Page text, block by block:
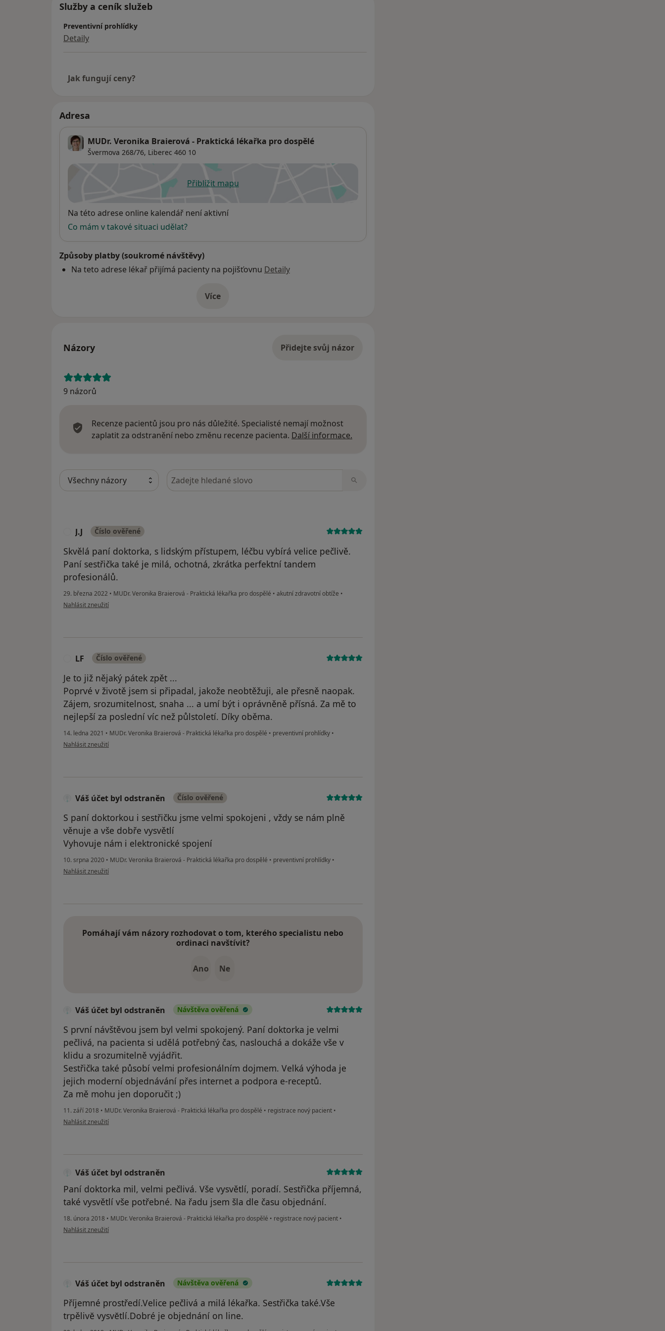
Služby a ceník služeb
Preventivní prohlídky
Detaily
Jak fungují ceny?
Adresa
MUDr. Veronika Braierová - Praktická lékařka pro dospělé
Švermova 268/76, Liberec 460 10
Přiblížit mapuse otevře v nové záložce
Dostupnost
Na této adrese online kalendář není aktivní
Co mám v takové situaci udělat?
Způsoby platby (soukromé návštěvy)
Na teto adrese lékař přijímá pacienty na pojišťovnu Detaily
Víceo adrese
Názory Přidejte svůj názor
9 názorů
Recenze pacientů jsou pro nás důležité. Specialisté nemají možnost
zaplatit za odstranění nebo změnu recenze pacienta. Další informace.
Hledejte v názorech
J.J Číslo ověřené
Skvělá paní doktorka, s lidským přístupem, léčbu vybírá velice pečlivě.
Paní sestřička také je milá, ochotná, zkrátka perfektní tandem
profesionálů.
29. března 2022 • MUDr. Veronika Braierová - Praktická lékařka pro dospělé • akutní zdravotní obtíže •
podle názoru uživatele J.J
Nahlásit zneužití
LF Číslo ověřené
Je to již nějaký pátek zpět ...
Poprvé v životě jsem si připadal, jakože neobtěžuji, ale přesně naopak.
Zájem, srozumitelnost, snaha ... a umí být i oprávněně přísná. Za mě to
nejlepší za poslední víc než půlstoletí. Díky oběma.
14. ledna 2021 • MUDr. Veronika Braierová - Praktická lékařka pro dospělé • preventivní prohlídky •
podle názoru uživatele LF
Nahlásit zneužití
Váš účet byl odstraněn Číslo ověřené
S paní doktorkou i sestřičku jsme velmi spokojeni , vždy se nám plně
věnuje a vše dobře vysvětlí
Vyhovuje nám i elektronické spojení
10. srpna 2020 • MUDr. Veronika Braierová - Praktická lékařka pro dospělé • preventivní prohlídky •
podle názoru uživatele Váš účet byl odstraněn
Nahlásit zneužití
Pomáhají vám názory rozhodovat o tom, kterého specialistu nebo
ordinaci navštívit?
Ano Ne
Váš účet byl odstraněn Návštěva ověřená
S první návštěvou jsem byl velmi spokojený. Paní doktorka je velmi
pečlivá, na pacienta si udělá potřebný čas, naslouchá a dokáže vše v
klidu a srozumitelně vyjádřit.
Sestřička také působí velmi profesionálním dojmem. Velká výhoda je
jejich moderní objednávání přes internet a podpora e-receptů.
Za mě mohu jen doporučit ;)
11. září 2018 • MUDr. Veronika Braierová - Praktická lékařka pro dospělé • registrace nový pacient •
podle názoru uživatele Váš účet byl odstraněn
Nahlásit zneužití
Váš účet byl odstraněn
Paní doktorka mil, velmi pečlivá. Vše vysvětlí, poradí. Sestřička příjemná,
také vysvětlí vše potřebné. Na řadu jsem šla dle času objednání.
18. února 2018 • MUDr. Veronika Braierová - Praktická lékařka pro dospělé • registrace nový pacient •
podle názoru uživatele Váš účet byl odstraněn
Nahlásit zneužití
Váš účet byl odstraněn Návštěva ověřená
Příjemné prostředí.Velice pečlivá a milá lékařka. Sestřička také.Vše
trpělivĕ vysvĕtlí.Dobré je objednání on line.